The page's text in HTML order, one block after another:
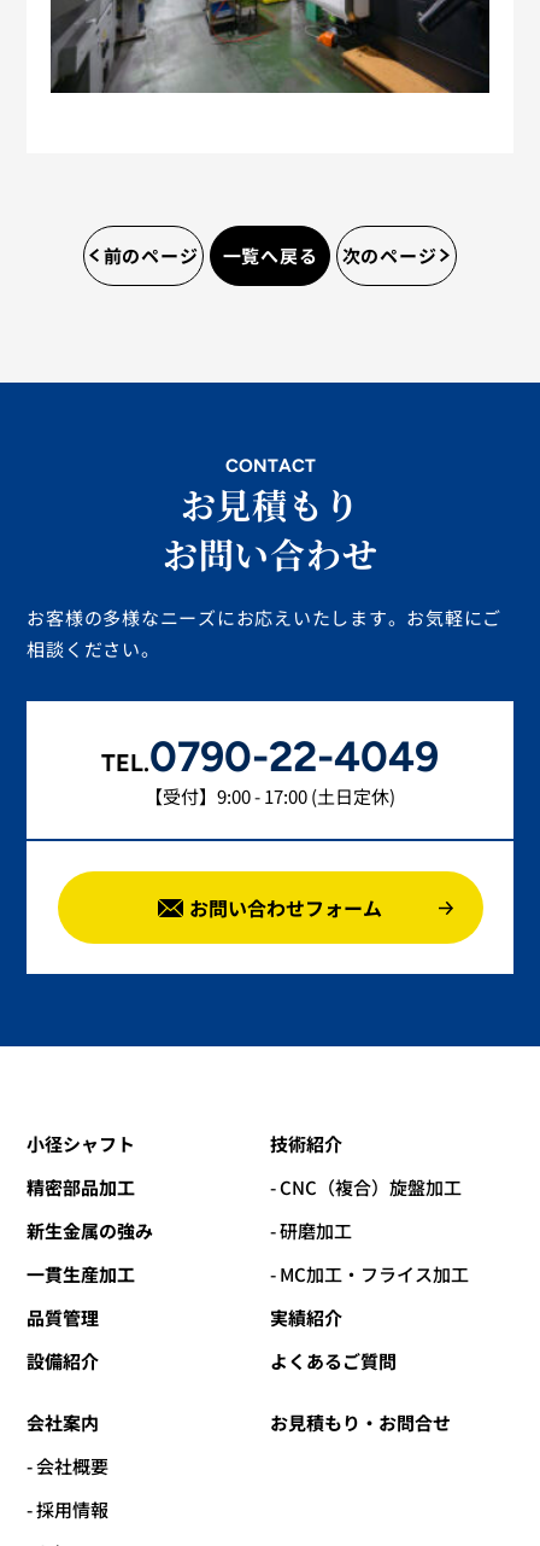
前のページ 一覧へ戻る 次のページ
CONTACT
お見積もり
お問い合わせ
お客様の多様なニーズにお応えいたします。お気軽にご
相談ください。
TEL.0790-22-4049
【受付】9:00 - 17:00 (土日定休)
お問い合わせフォーム
小径シャフト
精密部品加工
新生金属の強み
一貫生産加工
品質管理
設備紹介
技術紹介
- CNC（複合）旋盤加工
- 研磨加工
- MC加工・フライス加工
実績紹介
よくあるご質問
会社案内
- 会社概要
- 採用情報
お見積もり・お問合せ